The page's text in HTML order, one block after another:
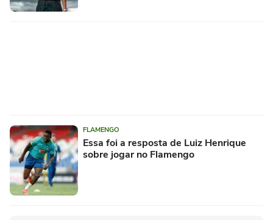
FLAMENGO
Essa foi a resposta de Luiz Henrique
sobre jogar no Flamengo